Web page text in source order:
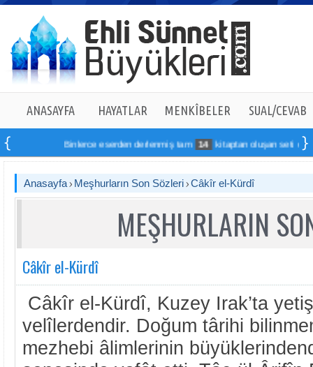
ANASAYFA HAYATLAR MENKÎBELER SUAL/CEVAB
Binlerce eserden derlenmiş tam 14 kitaptan oluşan seti online
Anasayfa Meşhurların Son Sözleri Câkîr el-Kürdî
MEŞHURLARIN
Câkîr el-Kürdî
Câkîr el-Kürdî, Kuzey Irak’ta
velîlerdendir. Doğum târihi
mezhebi âlimlerinin